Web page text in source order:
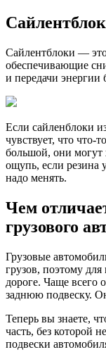
Сайлентблоки —
обеспечивающие
и передачи энергии
Если сайленблоки
чувствует, что что-
большой, они могут
ощупь, если резина
надо менять.
Чем
грузового
Грузовые
грузов, поэтому
дороге. Чаще
заднюю подвеску.
Теперь вы знаете,
часть, без которой
подвески